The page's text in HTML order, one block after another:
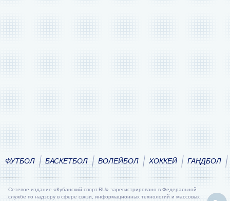
ФУТБОЛ БАСКЕТБОЛ ВОЛЕЙБОЛ ХОККЕЙ ГАНДБОЛ
Сетевое издание «Кубанский спорт.RU» зарегистрировано в Федеральной
службе по надзору в сфере связи, информационных технологий и массовых